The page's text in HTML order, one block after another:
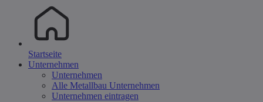
Startseite
Unternehmen
Unternehmen
Alle Metallbau Unternehmen
Unternehmen eintragen